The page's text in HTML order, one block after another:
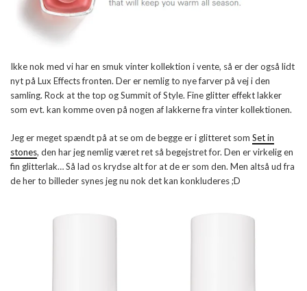
Ikke nok med vi har en smuk vinter kollektion i vente, så er der også lidt
nyt på Lux Effects fronten. Der er nemlig to nye farver på vej i den
samling. Rock at the top og Summit of Style. Fine glitter effekt lakker
som evt. kan komme oven på nogen af lakkerne fra vinter kollektionen.
Jeg er meget spændt på at se om de begge er i glitteret som Set in
stones, den har jeg nemlig været ret så begejstret for. Den er virkelig en
fin glitterlak… Så lad os krydse alt for at de er som den. Men altså ud fra
de her to billeder synes jeg nu nok det kan konkluderes ;D